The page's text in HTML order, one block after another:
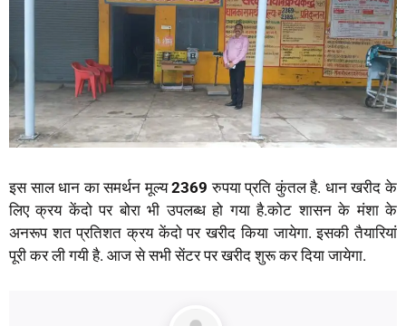
इस साल धान का समर्थन मूल्य2369 रुपया प्रति कुंतल है. धान खरीद के
लिए क्रय केंदो पर बोरा भी उपलब्ध हो गया है.कोट शासन के मंशा के
अनरूप शत प्रतिशत क्रय केंदो पर खरीद किया जायेगा. इसकी तैयारियां
पूरी कर ली गयी है. आज से सभी सेंटर पर खरीद शुरू कर दिया जायेगा.